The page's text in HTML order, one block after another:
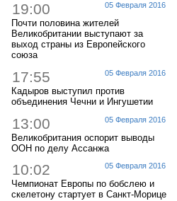
05 Февраля 2016
19:00
Почти половина жителей
Великобритании выступают за
выход страны из Европейского
союза
05 Февраля 2016
17:55
Кадыров выступил против
объединения Чечни и Ингушетии
05 Февраля 2016
13:00
Великобритания оспорит выводы
ООН по делу Ассанжа
05 Февраля 2016
10:02
Чемпионат Европы по бобслею и
скелетону стартует в Санкт-Морице